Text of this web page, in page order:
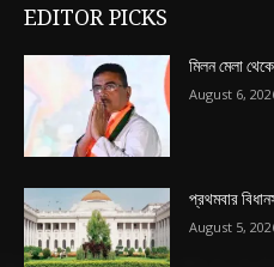
EDITOR PICKS
মিলন মেলা থেকে
August 6,
প্রথমবার
August 5,